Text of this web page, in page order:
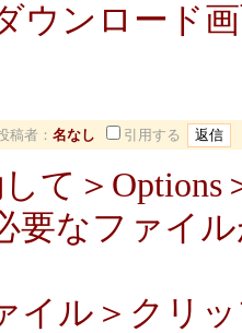
ウンロード
稿者： 名なし 引用する
て＞Options
要なファイ
イル＞クリ